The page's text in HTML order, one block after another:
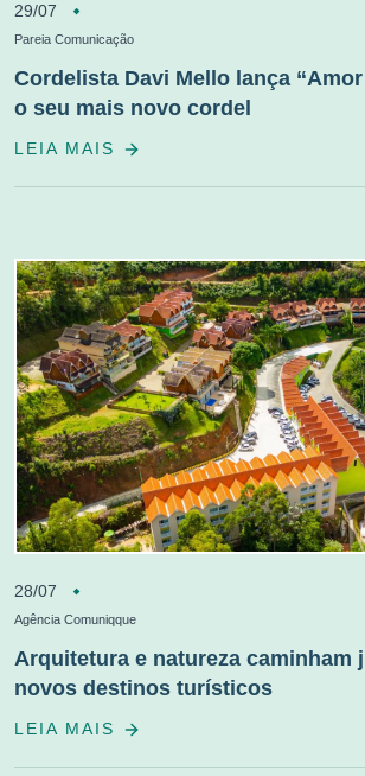
29/07
Pareia Comunicação
Cordelista Davi Mello lança
o seu mais novo cordel
LEIA MAIS
28/07
Agência Comuniqque
Arquitetura e natureza caminham
novos destinos turísticos
LEIA MAIS